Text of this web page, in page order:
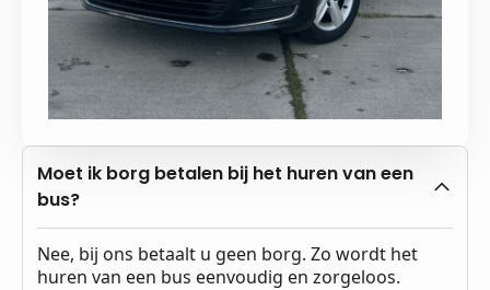
Moet ik borg betalen bij het huren van een
bus?
Nee, bij ons betaalt u geen borg. Zo wordt het
huren van een bus eenvoudig en zorgeloos.